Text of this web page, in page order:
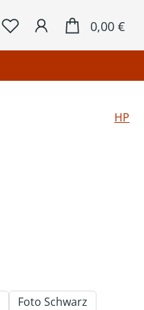
0,00 €
HP
Foto Schwarz